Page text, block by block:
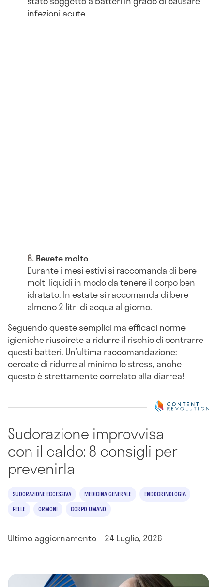
infezioni acute.
Bevete molto
Durante i mesi estivi si raccomanda di bere
molti liquidi in modo da tenere il corpo ben
idratato. In estate si raccomanda di bere
almeno 2 litri di acqua al giorno.
Seguendo queste semplici ma efficaci norme
igieniche riuscirete a ridurre il rischio di contrarre
questi batteri. Un’ultima raccomandazione:
cercate di ridurre al minimo lo stress, anche
questo è strettamente correlato alla diarrea!
Sudorazione improvvisa
con il caldo: 8 consigli per
prevenirla
SUDORAZIONE ECCESSIVA MEDICINA GENERALE
ENDOCRINOLOGIA
PELLE
ORMONI CORPO UMANO
Ultimo aggiornamento – 24 Luglio, 2026